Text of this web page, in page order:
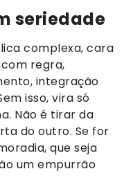
seriedade
complexa, cara
regra,
integração
isso, vira só
Não é tirar da
do outro. Se for
que seja
um empurrão